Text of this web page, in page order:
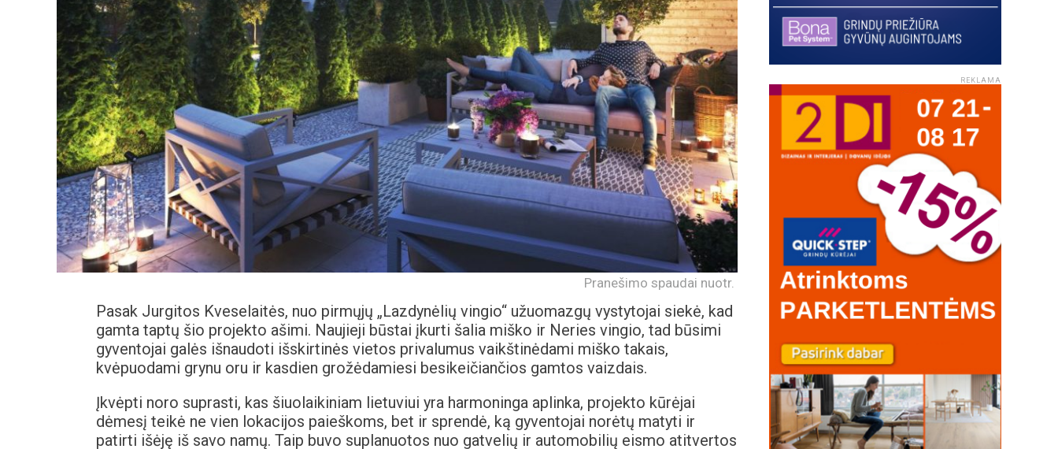
Pranešimo spaudai nuotr.
Pasak Jurgitos Kveselaitės, nuo pirmųjų „Lazdynėlių vingio“ užuomazgų vystytojai siekė, kad
gamta taptų šio projekto ašimi. Naujieji būstai įkurti šalia miško ir Neries vingio, tad būsimi
gyventojai galės išnaudoti išskirtinės vietos privalumus vaikštinėdami miško takais,
kvėpuodami grynu oru ir kasdien grožėdamiesi besikeičiančios gamtos vaizdais.
Įkvėpti noro suprasti, kas šiuolaikiniam lietuviui yra harmoninga aplinka, projekto kūrėjai
dėmesį teikė ne vien lokacijos paieškoms, bet ir sprendė, ką gyventojai norėtų matyti ir
patirti išėję iš savo namų. Taip buvo suplanuotos nuo gatvelių ir automobilių eismo atitvertos
REKLAMA